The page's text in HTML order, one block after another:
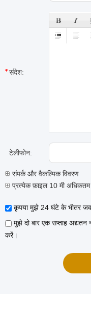
संदेश:
टेलीफोन:
संपर्क और वैकल्पिक विवरण
प्रत्येक फ़ाइल 10 मी
कृपया मुझे 24 घंटे के भीतर
मुझे दो बार एक सप्ताह अद्यतन
करें।